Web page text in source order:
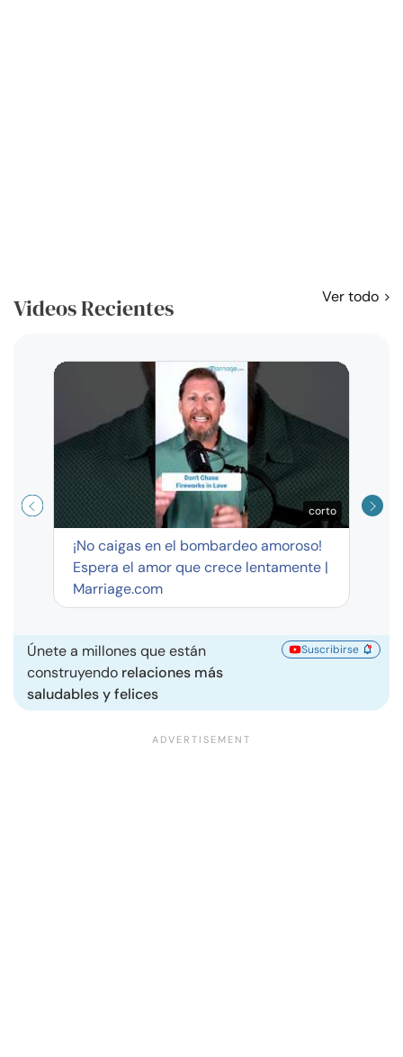
Videos Recientes Ver todo
corto
¡No caigas en el bombardeo amoroso!
Espera el amor que crece lentamente |
Marriage.com
Únete a millones que están
construyendo relaciones más
saludables y felices
Suscribirse